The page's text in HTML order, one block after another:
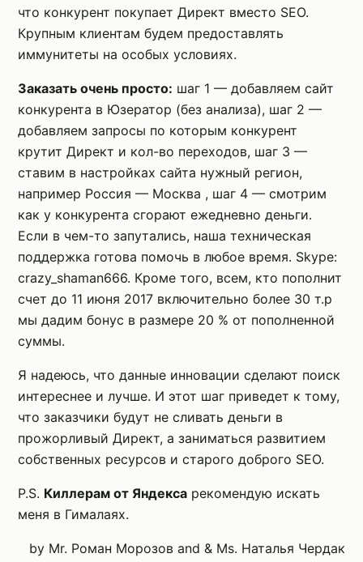
что конкурент покупает Директ вместо SEO.
Крупным клиентам будем предоставлять
иммунитеты на особых условиях.
Заказать очень просто: шаг 1 — добавляем сайт
конкурента в Юзератор (без анализа), шаг 2 —
добавляем запросы по которым конкурент
крутит Директ и кол-во переходов, шаг 3 —
ставим в настройках сайта нужный регион,
например Россия — Москва , шаг 4 — смотрим
как у конкурента сгорают ежедневно деньги.
Если в чем-то запутались, наша техническая
поддержка готова помочь в любое время. Skype:
crazy_shaman666. Кроме того, всем, кто пополнит
счет до 11 июня 2017 включительно более 30 т.р
мы дадим бонус в размере 20 % от пополненной
суммы.
Я надеюсь, что данные инновации сделают поиск
интереснее и лучше. И этот шаг приведет к тому,
что заказчики будут не сливать деньги в
прожорливый Директ, а заниматься развитием
собственных ресурсов и старого доброго SEO.
P.S. Киллерам от Яндекса рекомендую искать
меня в Гималаях.
by Mr. Роман Морозов and & Ms. Наталья Чердак